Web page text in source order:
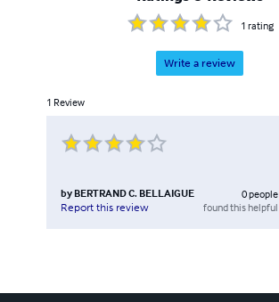
1 rating
Write a review
1 Review
by BERTRAND C. BELLAIGUE
Report this review
0people
found this helpful